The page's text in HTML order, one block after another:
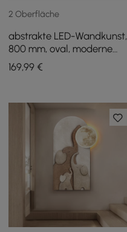
2 Oberfläche
abstrakte LED-Wandkunst,
800 mm, oval, moderne
Gesichtsskulptur,
Dekoration für
169,99 €